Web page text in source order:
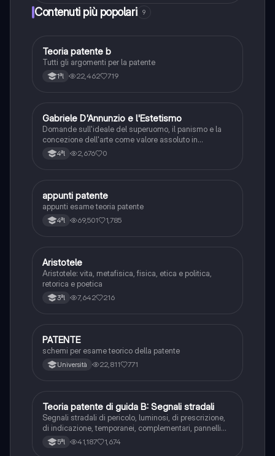
Contenuti più popolari 9
TAltro
Teoria patente b
Tutti gli argomenti per la patente
1ªl 22,462 719
GItaliano
Gabriele D'Annunzio e l'Estetismo
Domande sull'ideale del superuomo, il panismo e la
concezione dell'arte come valore assoluto in
D'Annunzio.
4ªl 2,676 0
AAltro
appunti patente
appunti esame teoria patente
4ªl 69,501 1,785
Filosofia
Aristotele
Aristotele: vita, metafisica, fisica, etica e politica,
retorica e poetica
3ªl 7,642 216
PAltro
PATENTE
schemi per esame teorico della patente
Università 22,811 771
TEd. civ.
Teoria patente di guida B: Segnali stradali
Segnali stradali di pericolo, luminosi, di prescrizione,
di indicazione, temporanei, complementari, pannelli
integrativi, segnaletica orizzontale, segnalazioni
agenti del traffico, distanza di visibilità per l‘arresto,
5ªl 41,187 1,674